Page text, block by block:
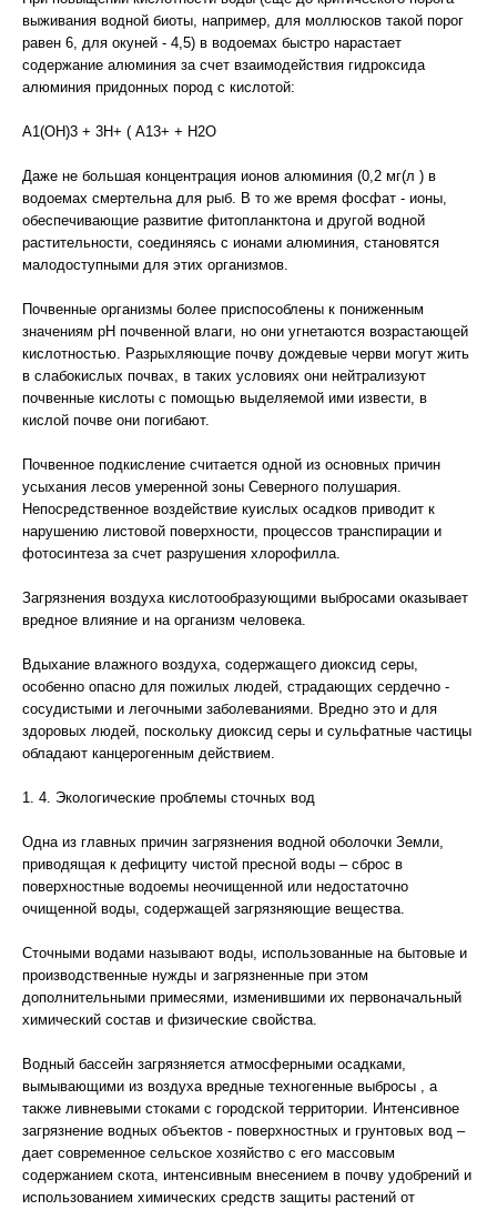
выживания водной биоты, например, для моллюсков такой порог
равен 6, для окуней - 4,5) в водоемах быстро нарастает
содержание алюминия за счет взаимодействия гидроксида
алюминия придонных пород с кислотой:
А1(ОН)3 + 3Н+ ( А13+ + Н2О
Даже не большая концентрация ионов алюминия (0,2 мг(л ) в
водоемах смертельна для рыб. В то же время фосфат - ионы,
обеспечивающие развитие фитопланктона и другой водной
растительности, соединяясь с ионами алюминия, становятся
малодоступными для этих организмов.
Почвенные организмы более приспособлены к пониженным
значениям рН почвенной влаги, но они угнетаются возрастающей
кислотностью. Разрыхляющие почву дождевые черви могут жить
в слабокислых почвах, в таких условиях они нейтрализуют
почвенные кислоты с помощью выделяемой ими извести, в
кислой почве они погибают.
Почвенное подкисление считается одной из основных причин
усыхания лесов умеренной зоны Северного полушария.
Непосредственное воздействие куислых осадков приводит к
нарушению листовой поверхности, процессов транспирации и
фотосинтеза за счет разрушения хлорофилла.
Загрязнения воздуха кислотообразующими выбросами оказывает
вредное влияние и на организм человека.
Вдыхание влажного воздуха, содержащего диоксид серы,
особенно опасно для пожилых людей, страдающих сердечно -
сосудистыми и легочными заболеваниями. Вредно это и для
здоровых людей, поскольку диоксид серы и сульфатные частицы
обладают канцерогенным действием.
1. 4. Экологические проблемы сточных вод
Одна из главных причин загрязнения водной оболочки Земли,
приводящая к дефициту чистой пресной воды – сброс в
поверхностные водоемы неочищенной или недостаточно
очищенной воды, содержащей загрязняющие вещества.
Сточными водами называют воды, использованные на бытовые и
производственные нужды и загрязненные при этом
дополнительными примесями, изменившими их первоначальный
химический состав и физические свойства.
Водный бассейн загрязняется атмосферными осадками,
вымывающими из воздуха вредные техногенные выбросы , а
также ливневыми стоками с городской территории. Интенсивное
загрязнение водных объектов - поверхностных и грунтовых вод –
дает современное сельское хозяйство с его массовым
содержанием скота, интенсивным внесением в почву удобрений и
использованием химических средств защиты растений от